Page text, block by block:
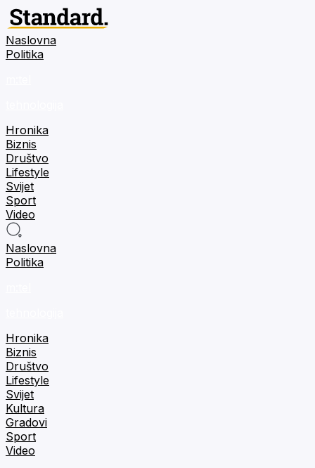
Naslovna
Politika
Hronika
Biznis
Društvo
Lifestyle
Svijet
Sport
Video
Naslovna
Politika
Hronika
Biznis
Društvo
Lifestyle
Svijet
Kultura
Gradovi
Sport
Video